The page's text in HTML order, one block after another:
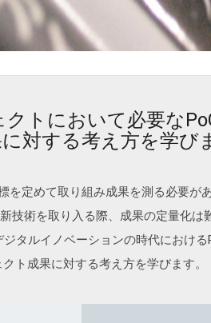
トにおいて必要な
対する考え方を学び
を定めて取り組み成果を測る必要があ
技術を取り入る際、成果の定量化は
タルイノベーションの時代における
ト成果に対する考え方を学びます。